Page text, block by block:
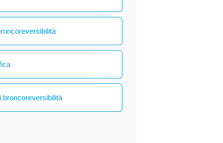
broncoreversibilità